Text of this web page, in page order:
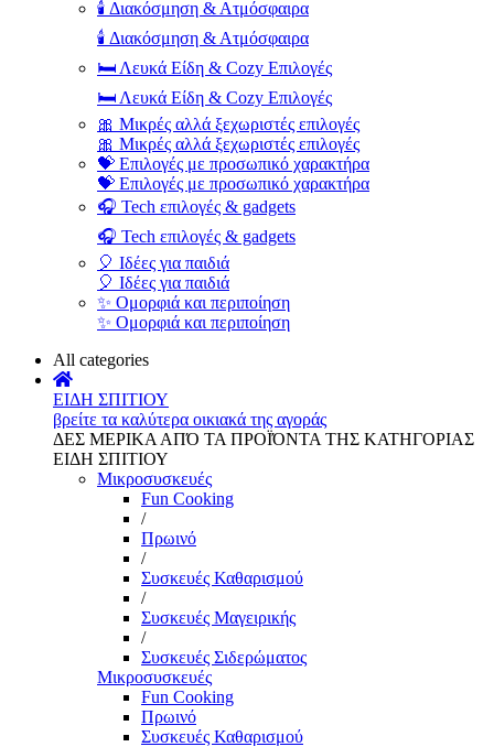
🕯️ Διακόσμηση & Ατμόσφαιρα
🕯️ Διακόσμηση & Ατμόσφαιρα
🛏️ Λευκά Είδη & Cozy Επιλογές
🛏️ Λευκά Είδη & Cozy Επιλογές
🎀 Μικρές αλλά ξεχωριστές επιλογές
🎀 Μικρές αλλά ξεχωριστές επιλογές
💝 Επιλογές με προσωπικό χαρακτήρα
💝 Επιλογές με προσωπικό χαρακτήρα
🎧 Tech επιλογές & gadgets
🎧 Tech επιλογές & gadgets
🎈 Ιδέες για παιδιά
🎈 Ιδέες για παιδιά
✨ Ομορφιά και περιποίηση
✨ Ομορφιά και περιποίηση
All categories
ΕΙΔΗ ΣΠΙΤΙΟΥ
βρείτε τα καλύτερα οικιακά της αγοράς
ΔΕΣ ΜΕΡΙΚΑ ΑΠΌ ΤΑ ΠΡΟΪΌΝΤΑ ΤΗΣ ΚΑΤΗΓΟΡΙΑΣ
ΕΙΔΗ ΣΠΙΤΙΟΥ
Μικροσυσκευές
Fun Cooking
/
Πρωινό
/
Συσκευές Καθαρισμού
/
Συσκευές Μαγειρικής
/
Συσκευές Σιδερώματος
Μικροσυσκευές
Fun Cooking
Πρωινό
Συσκευές Καθαρισμού